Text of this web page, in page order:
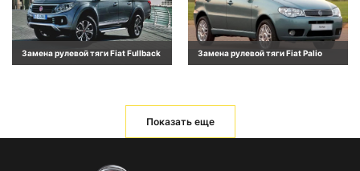
Замена рулевой тяги Fiat Fullback Замена рулевой тяги Fiat Palio
Показать еще